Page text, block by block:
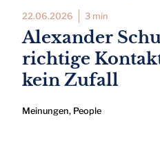
22.06.2026 3 min
Alexander
richtige
kein Zufall
Meinungen, People